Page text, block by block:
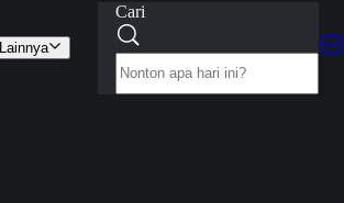
Lainnya
Cari